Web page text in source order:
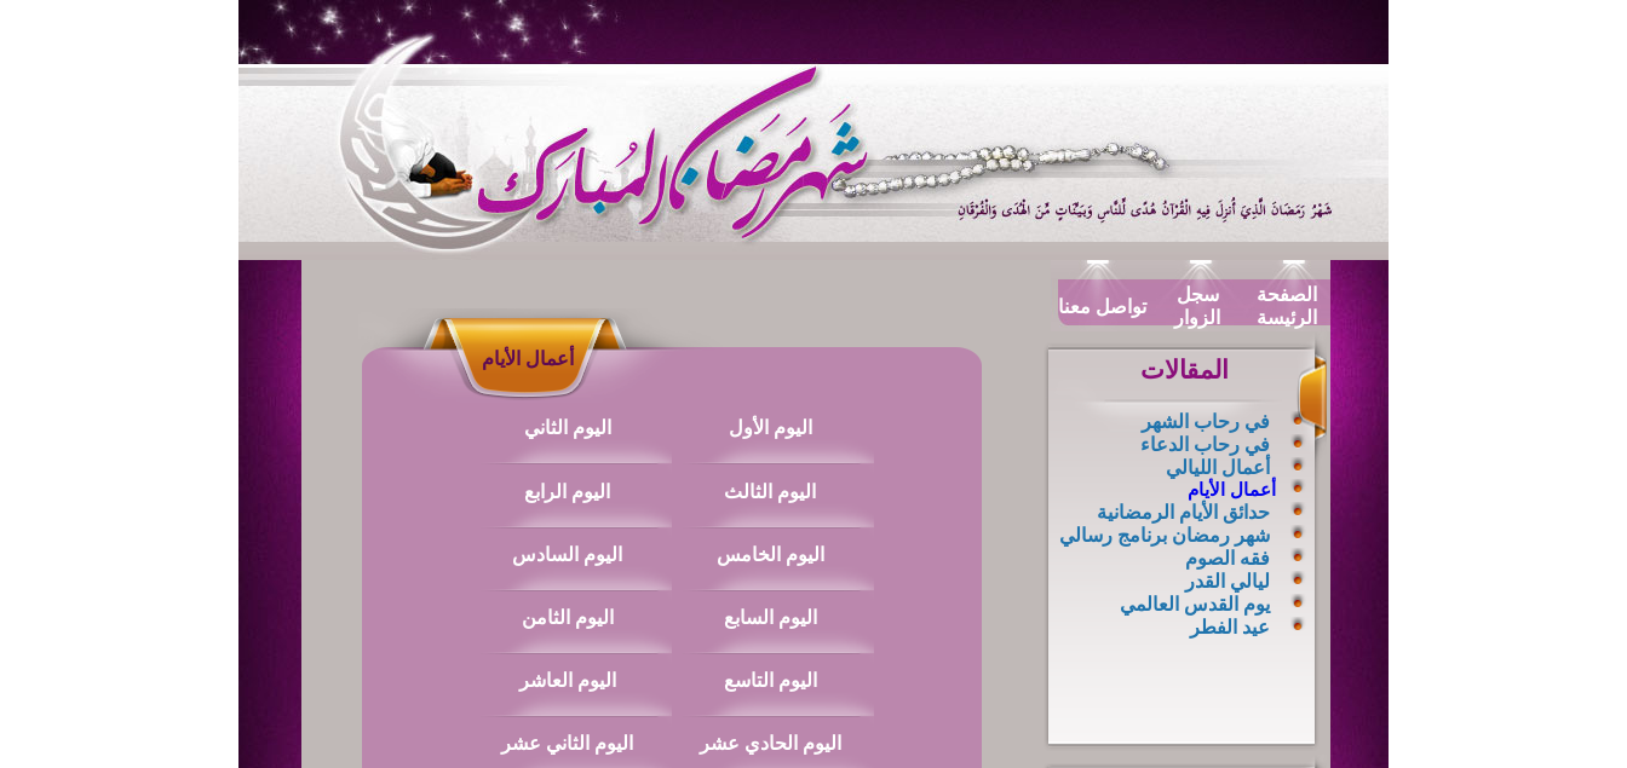
الصفحة
الرئيسة
سجل
الزوار
تواصل معنا
المقالات
في رحاب الشهر
في رحاب الدعاء
أعمال الليالي
أعمال الأيام
حدائق الأيام الرمضانية
شهر رمضان برنامج رسالي
فقه الصوم
ليالي القدر
يوم القدس العالمي
عيد الفطر
أعمال الأيام
اليوم الأول اليوم الثاني
اليوم الثالث اليوم الرابع
اليوم الخامس اليوم السادس
اليوم السابع اليوم الثامن
اليوم التاسع اليوم العاشر
اليوم الحادي عشر اليوم الثاني عشر